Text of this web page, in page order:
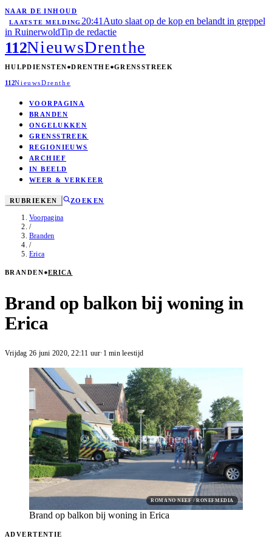
NAAR DE INHOUD
LAATSTE MELDING 20:41 Auto slaat op de kop en belandt in greppel
in RuinerwoldTip de redactie
112NieuwsDrenthe
HULPDIENSTEN DRENTHE GRENSSTREEK
112NieuwsDrenthe
VOORPAGINA
BRANDEN
ONGELUKKEN
GRENSSTREEK
REGIONIEUWS
ARCHIEF
IN BEELD
WEER & VERKEER
RUBRIEKEN ZOEKEN
Voorpagina
/
Branden
/
Erica
BRANDEN ERICA
Brand op balkon bij woning in
Erica
Vrijdag 26 juni 2020, 22:11 uur· 1 min leestijd
ROMANO NEEF / RONEFMEDIA
Brand op balkon bij woning in Erica
ADVERTENTIE